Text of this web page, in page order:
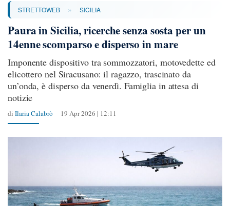
STRETTOWEB » SICILIA
Paura in Sicilia, ricerche senza sosta per un
14enne scomparso e disperso in mare
Imponente dispositivo tra sommozzatori, motovedette ed
elicottero nel Siracusano: il ragazzo, trascinato da
un’onda, è disperso da venerdì. Famiglia in attesa di
notizie
di Ilaria Calabrò 19 Apr 2026 | 12:11